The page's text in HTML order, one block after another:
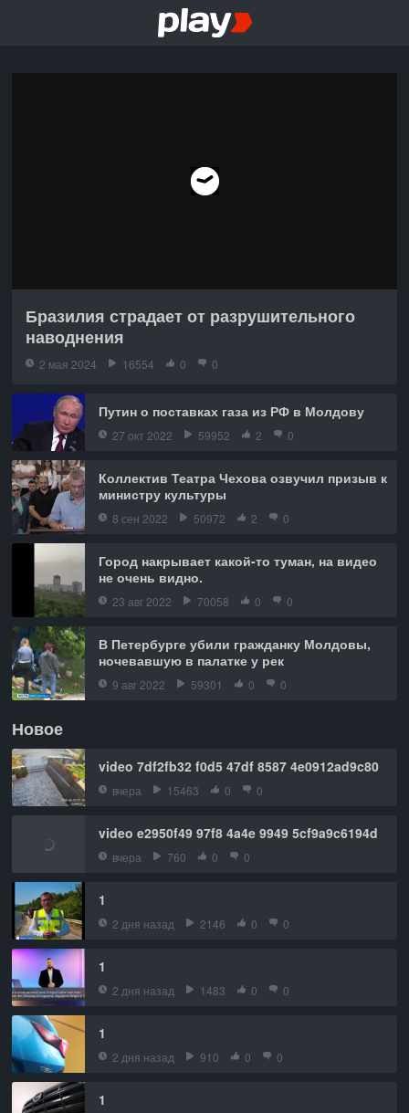
Бразилия страдает от разрушительного
наводнения
2 мая 2024 16554 0 0
Путин о поставках газа из РФ в Молдову
27 окт 2022 59952 2 0
Коллектив Театра Чехова озвучил призыв к
министру культуры
8 сен 2022 50972 2 0
Город накрывает какой-то туман, на видео
не очень видно.
23 авг 2022 70058 0 0
В Петербурге убили гражданку Молдовы,
ночевавшую в палатке у рек
9 авг 2022 59301 0 0
Новое
video 7df2fb32 f0d5 47df 8587 4e0912ad9c80
вчера 15463 0 0
video e2950f49 97f8 4a4e 9949 5cf9a9c6194d
вчера 760 0 0
1
2 дня назад 2146 0 0
1
2 дня назад 1483 0 0
1
2 дня назад 910 0 0
1